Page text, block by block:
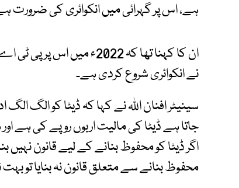
ہے، اس پر گہرائی میں انکوائری کی ضرورت
ان کا کہنا تھا کہ 2022ء
نے انکوائری شروع کردی ہے۔
سینیٹر افنان اللہ نے کہا کہ ڈیٹا کو الگ
جاتا ہے ڈیٹا کی مالیت اربوں روپے کی ہے
اگر ڈیٹا کو محفوظ بنانے کے لیے قانون نہیں
محفوظ بنانے سے متعلق قانون نہ بنایا تو